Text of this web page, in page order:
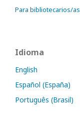
Para bibliotecarios/as
Idioma
English
Español (España)
Português (Brasil)